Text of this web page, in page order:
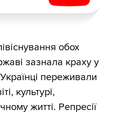
обох
зазнала краху у
переживали
культурі,
житті. Репресії